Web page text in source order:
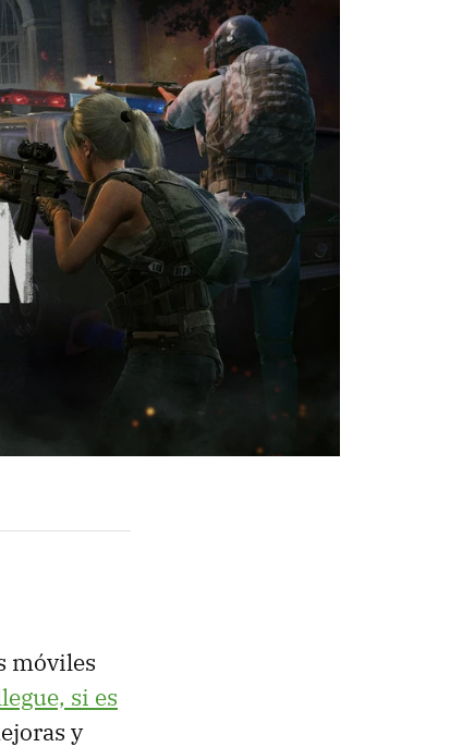
móviles
si es
y